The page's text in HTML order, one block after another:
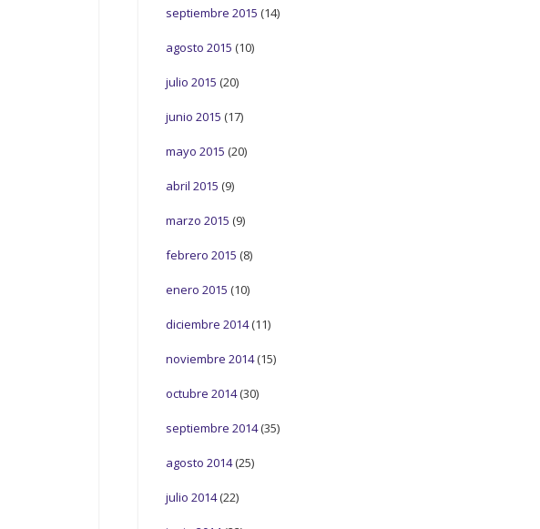
septiembre 2015 (14)
agosto 2015 (10)
julio 2015 (20)
junio 2015 (17)
mayo 2015 (20)
abril 2015 (9)
marzo 2015 (9)
febrero 2015 (8)
enero 2015 (10)
diciembre 2014(11)
noviembre 2014(15)
octubre 2014(30)
septiembre 2014(35)
agosto 2014(25)
julio 2014(22)